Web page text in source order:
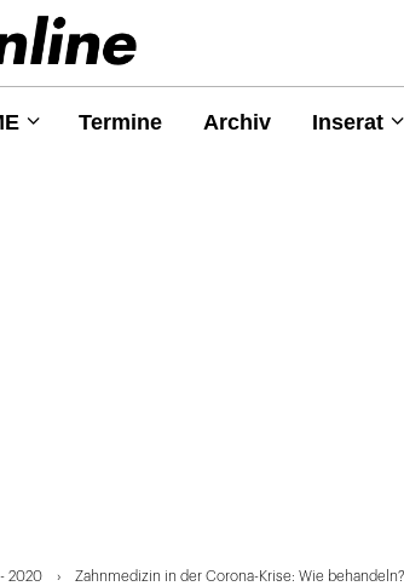
Termine Archiv Inserat
2020 Zahnmedizin in der Corona-Krise: Wie behandeln?